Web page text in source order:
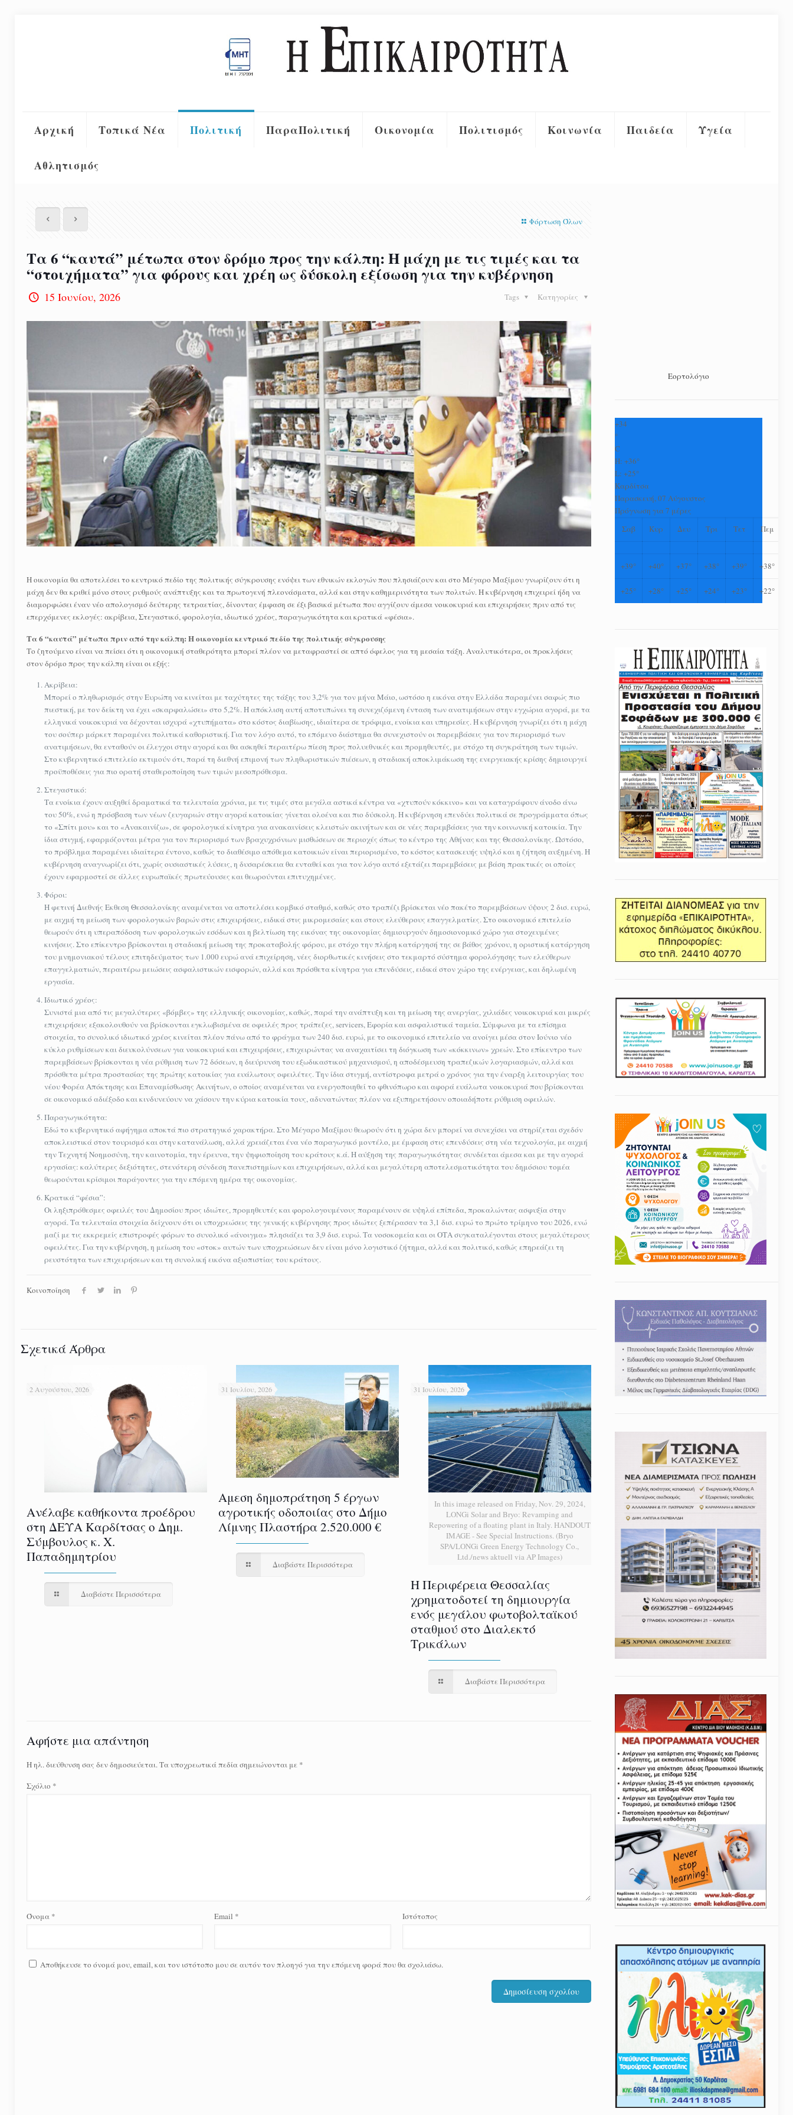
Αρχική Τοπικά Νέα Πολιτική ΠαραΠολιτική Οικονομία Πολιτισμός Κοινωνία Παιδεία Υγεία
Αθλητισμός
Φόρτωση Όλων
Τα 6 “καυτά” μέτωπα στον δρόμο προς την κάλπη: Η μάχη με τις τιμές και τα
“στοιχήματα” για φόρους και χρέη ως δύσκολη εξίσωση για την κυβέρνηση
15 Ιουνίου, 2026 Κατηγορίες
Tags
Η οικονομία θα αποτελέσει το κεντρικό πεδίο της πολιτικής σύγκρουσης ενόψει των εθνικών εκλογών που πλησιάζουν και στο Μέγαρο Μαξίμου γνωρίζουν ότι η
μάχη δεν θα κριθεί μόνο στους ρυθμούς ανάπτυξης και τα πρωτογενή πλεονάσματα, αλλά και στην καθημερινότητα των πολιτών. Η κυβέρνηση επιχειρεί ήδη να
διαμορφώσει έναν νέο απολογισμό δεύτερης τετραετίας, δίνοντας έμφαση σε έξι βασικά μέτωπα που αγγίζουν άμεσα νοικοκυριά και επιχειρήσεις πριν από τις
επερχόμενες εκλογές: ακρίβεια, Στεγαστικό, φορολογία, ιδιωτικό χρέος, παραγωγικότητα και κρατικά «φέσια».
Τα 6 “καυτά” μέτωπα πριν από την κάλπη: Η οικονομία κεντρικό πεδίο της πολιτικής σύγκρουσης
Το ζητούμενο είναι να πείσει ότι η οικονομική σταθερότητα μπορεί πλέον να μεταφραστεί σε απτό όφελος για τη μεσαία τάξη. Αναλυτικότερα, οι προκλήσεις
στον δρόμο προς την κάλπη είναι οι εξής:
Ακρίβεια:
Μπορεί ο πληθωρισμός στην Ευρώπη να κινείται με ταχύτητες της τάξης του 3,2% για τον μήνα Μάιο, ωστόσο η εικόνα στην Ελλάδα παραμένει σαφώς πιο
πιεστική, με τον δείκτη να έχει «σκαρφαλώσει» στο 5,2%. Η απόκλιση αυτή αποτυπώνει τη συνεχιζόμενη ένταση των ανατιμήσεων στην εγχώρια αγορά, με τα
ελληνικά νοικοκυριά να δέχονται ισχυρά «χτυπήματα» στο κόστος διαβίωσης, ιδιαίτερα σε τρόφιμα, ενοίκια και υπηρεσίες. Η κυβέρνηση γνωρίζει ότι η μάχη
του σούπερ μάρκετ παραμένει πολιτικά καθοριστική. Για τον λόγο αυτό, το επόμενο διάστημα θα συνεχιστούν οι παρεμβάσεις για τον περιορισμό των
ανατιμήσεων, θα ενταθούν οι έλεγχοι στην αγορά και θα ασκηθεί περαιτέρω πίεση προς πολυεθνικές και προμηθευτές, με στόχο τη συγκράτηση των τιμών.
Στο κυβερνητικό επιτελείο εκτιμούν ότι, παρά τη διεθνή επιμονή των πληθωριστικών πιέσεων, η σταδιακή αποκλιμάκωση της ενεργειακής κρίσης δημιουργεί
προϋποθέσεις για πιο ορατή σταθεροποίηση των τιμών μεσοπρόθεσμα.
Στεγαστικό:
Τα ενοίκια έχουν αυξηθεί δραματικά τα τελευταία χρόνια, με τις τιμές στα μεγάλα αστικά κέντρα να «χτυπούν κόκκινο» και να καταγράφουν άνοδο άνω
του 50%, ενώ η πρόσβαση των νέων ζευγαριών στην αγορά κατοικίας γίνεται ολοένα και πιο δύσκολη. Η κυβέρνηση επενδύει πολιτικά σε προγράμματα όπως
το «Σπίτι μου» και το «Ανακαινίζω», σε φορολογικά κίνητρα για ανακαινίσεις κλειστών ακινήτων και σε νέες παρεμβάσεις για την κοινωνική κατοικία. Την
ίδια στιγμή, εφαρμόζονται μέτρα για τον περιορισμό των βραχυχρόνιων μισθώσεων σε περιοχές όπως το κέντρο της Αθήνας και της Θεσσαλονίκης. Ωστόσο,
το πρόβλημα παραμένει ιδιαίτερα έντονο, καθώς το διαθέσιμο απόθεμα κατοικιών είναι περιορισμένο, το κόστος κατασκευής υψηλό και η ζήτηση αυξημένη. Η
κυβέρνηση αναγνωρίζει ότι, χωρίς ουσιαστικές λύσεις, η δυσαρέσκεια θα ενταθεί και για τον λόγο αυτό εξετάζει παρεμβάσεις με βάση πρακτικές οι οποίες
έχουν εφαρμοστεί σε άλλες ευρωπαϊκές πρωτεύουσες και θεωρούνται επιτυχημένες.
Φόροι:
Η φετινή Διεθνής Εκθεση Θεσσαλονίκης αναμένεται να αποτελέσει κομβικό σταθμό, καθώς στο τραπέζι βρίσκεται νέο πακέτο παρεμβάσεων ύψους 2 δισ. ευρώ,
με αιχμή τη μείωση των φορολογικών βαρών στις επιχειρήσεις, ειδικά στις μικρομεσαίες και στους ελεύθερους επαγγελματίες. Στο οικονομικό επιτελείο
θεωρούν ότι η υπεραπόδοση των φορολογικών εσόδων και η βελτίωση της εικόνας της οικονομίας δημιουργούν δημοσιονομικό χώρο για στοχευμένες
κινήσεις. Στο επίκεντρο βρίσκονται η σταδιακή μείωση της προκαταβολής φόρου, με στόχο την πλήρη κατάργησή της σε βάθος χρόνου, η οριστική κατάργηση
του μνημονιακού τέλους επιτηδεύματος των 1.000 ευρώ ανά επιχείρηση, νέες διορθωτικές κινήσεις στο τεκμαρτό σύστημα φορολόγησης των ελεύθερων
επαγγελματιών, περαιτέρω μειώσεις ασφαλιστικών εισφορών, αλλά και πρόσθετα κίνητρα για επενδύσεις, ειδικά στον χώρο της ενέργειας, και δηλωμένη
εργασία.
Ιδιωτικό χρέος:
Συνιστά μια από τις μεγαλύτερες «βόμβες» της ελληνικής οικονομίας, καθώς, παρά την ανάπτυξη και τη μείωση της ανεργίας, χιλιάδες νοικοκυριά και μικρές
επιχειρήσεις εξακολουθούν να βρίσκονται εγκλωβισμένα σε οφειλές προς τράπεζες, servicers, Εφορία και ασφαλιστικά ταμεία. Σύμφωνα με τα επίσημα
στοιχεία, το συνολικό ιδιωτικό χρέος κινείται πλέον πάνω από το φράγμα των 240 δισ. ευρώ, με το οικονομικό επιτελείο να ανοίγει μέσα στον Ιούνιο νέο
κύκλο ρυθμίσεων και διευκολύνσεων για νοικοκυριά και επιχειρήσεις, επιχειρώντας να αναχαιτίσει τη διόγκωση των «κόκκινων» χρεών. Στο επίκεντρο των
παρεμβάσεων βρίσκονται η νέα ρύθμιση των 72 δόσεων, η διεύρυνση του εξωδικαστικού μηχανισμού, η αποδέσμευση τραπεζικών λογαριασμών, αλλά και
πρόσθετα μέτρα προστασίας της πρώτης κατοικίας για ευάλωτους οφειλέτες. Την ίδια στιγμή, αντίστροφα μετρά ο χρόνος για την έναρξη λειτουργίας του
νέου Φορέα Απόκτησης και Επαναμίσθωσης Ακινήτων, ο οποίος αναμένεται να ενεργοποιηθεί το φθινόπωρο και αφορά ευάλωτα νοικοκυριά που βρίσκονται
σε οικονομικό αδιέξοδο και κινδυνεύουν να χάσουν την κύρια κατοικία τους, αδυνατώντας πλέον να εξυπηρετήσουν οποιαδήποτε ρύθμιση οφειλών.
Παραγωγικότητα:
Εδώ το κυβερνητικό αφήγημα αποκτά πιο στρατηγικό χαρακτήρα. Στο Μέγαρο Μαξίμου θεωρούν ότι η χώρα δεν μπορεί να συνεχίσει να στηρίζεται σχεδόν
αποκλειστικά στον τουρισμό και στην κατανάλωση, αλλά χρειάζεται ένα νέο παραγωγικό μοντέλο, με έμφαση στις επενδύσεις στη νέα τεχνολογία, με αιχμή
την Τεχνητή Νοημοσύνη, την καινοτομία, την έρευνα, την ψηφιοποίηση του κράτους κ.ά. Η αύξηση της παραγωγικότητας συνδέεται άμεσα και με την αγορά
εργασίας: καλύτερες δεξιότητες, στενότερη σύνδεση πανεπιστημίων και επιχειρήσεων, αλλά και μεγαλύτερη αποτελεσματικότητα του δημόσιου τομέα
θεωρούνται κρίσιμοι παράγοντες για την επόμενη ημέρα της οικονομίας.
Κρατικά “φέσια”:
Οι ληξιπρόθεσμες οφειλές του Δημοσίου προς ιδιώτες, προμηθευτές και φορολογουμένους παραμένουν σε υψηλά επίπεδα, προκαλώντας ασφυξία στην
αγορά. Τα τελευταία στοιχεία δείχνουν ότι οι υποχρεώσεις της γενικής κυβέρνησης προς ιδιώτες ξεπέρασαν τα 3,1 δισ. ευρώ το πρώτο τρίμηνο του 2026, ενώ
μαζί με τις εκκρεμείς επιστροφές φόρων το συνολικό «άνοιγμα» πλησιάζει τα 3,9 δισ. ευρώ. Τα νοσοκομεία και οι ΟΤΑ συγκαταλέγονται στους μεγαλύτερους
οφειλέτες. Για την κυβέρνηση, η μείωση του «στοκ» αυτών των υποχρεώσεων δεν είναι μόνο λογιστικό ζήτημα, αλλά και πολιτικό, καθώς επηρεάζει τη
ρευστότητα των επιχειρήσεων και τη συνολική εικόνα αξιοπιστίας του κράτους.
Κοινοποίηση
Σχετικά Άρθρα
2 Αυγούστου, 2026
Ανέλαβε καθήκοντα προέδρου
στη ΔΕΥΑ Καρδίτσας ο Δημ.
Σύμβουλος κ. Χ.
Παπαδημητρίου
Διαβάστε Περισσότερα
31 Ιουλίου, 2026
Αμεση δημοπράτηση 5 έργων
αγροτικής οδοποιίας στο Δήμο
Λίμνης Πλαστήρα 2.520.000 €
Διαβάστε Περισσότερα
In this image released on Friday, Nov. 29, 2024,
LONGi Solar and Bryo: Revamping and
Repowering of a floating plant in Italy. HANDOUT
IMAGE - See Special Instructions. (Bryo
SPA/LONGi Green Energy Technology Co.,
Ltd./news aktuell via AP Images)
31 Ιουλίου, 2026
H Περιφέρεια Θεσσαλίας
χρηματοδοτεί τη δημιουργία
ενός μεγάλου φωτοβολταϊκού
σταθμού στο Διαλεκτό
Τρικάλων
Διαβάστε Περισσότερα
Αφήστε μια απάντηση
Η ηλ. διεύθυνση σας δεν δημοσιεύεται.Τα υποχρεωτικά πεδία σημειώνονται με *
Σχόλιο *
Όνομα * Email * Ιστότοπος
Αποθήκευσε το όνομά μου, email, και τον ιστότοπο μου σε αυτόν τον πλοηγό για την επόμενη φορά που θα σχολιάσω.
Εορτολόγιο
+34
°
C
H:+36°
L:+25°
Καρδίτσα
Παρασκευή, 07 Αύγουστος
Πρόγνωση για 7 μέρες
Σαβ
Κυρ Δευ Τρι Τετ Πεμ
+39° +40° +37° +38° +39° +38°
+25° +28° +25° +24° +23° +22°